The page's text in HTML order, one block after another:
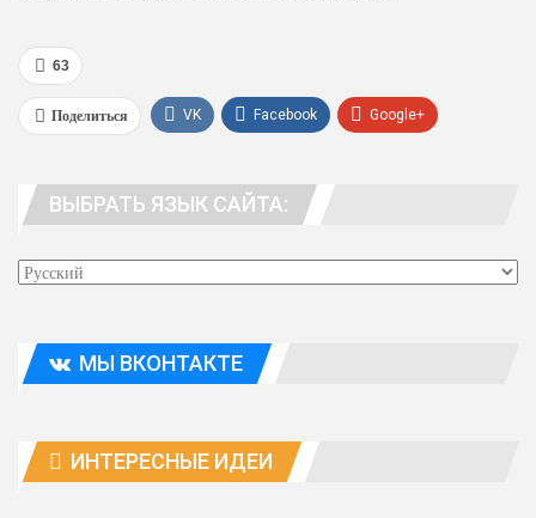
63
Поделиться VK Facebook Google+
Эл. адрес
ВЫБРАТЬ ЯЗЫК САЙТА:
МЫ ВКОНТАКТЕ
ИНТЕРЕСНЫЕ ИДЕИ